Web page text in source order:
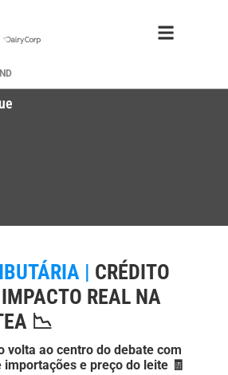
IND
| CRÉDITO
REAL NA
📉
volta ao centro do debate com
e preço do leite 🧾